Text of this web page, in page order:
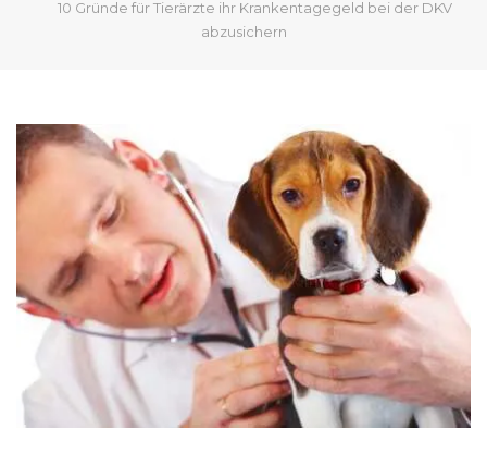
10 Gründe für Tierärzte ihr Krankentagegeld bei der DKV
abzusichern